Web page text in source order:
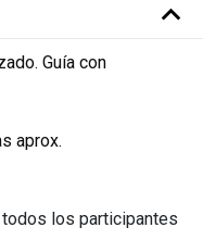
Guía con
aprox.
los participantes